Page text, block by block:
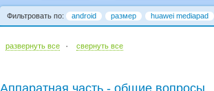
Фильтровать по: android размер huawei mediapad
развернуть все · cвернуть все
Аппаратная часть - общие вопросы